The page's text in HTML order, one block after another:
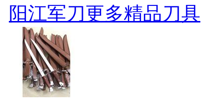
阳江军刀更多精品刀具